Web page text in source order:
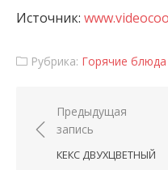
Источник:
Рубрика: Горячие
Навигация
Предыдущая
запись
КЕКС ДВУХЦВЕТНЫЙ